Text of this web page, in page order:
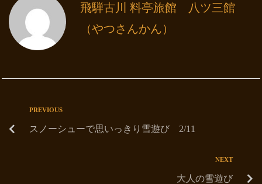
飛騨古川 料亭旅館 八ツ三館
（やつさんかん）
PREVIOUS
スノーシューで思いっきり雪遊び 2/11
NEXT
大人の雪遊び